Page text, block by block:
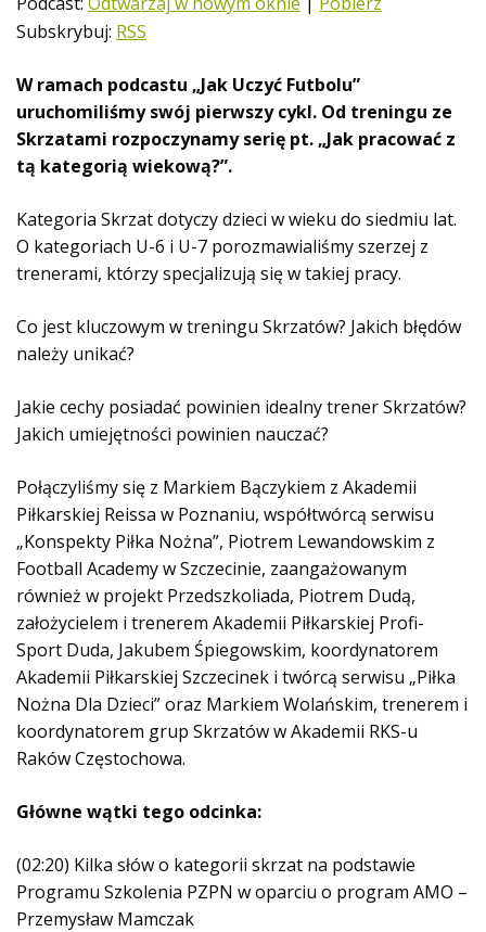
w
a
z
a
c
z
l
i
k
w
d
w
i
k
o
w
y
c
h
Subskrybuj: RSS
W ramach podcastu „Jak Uczyć Futbolu”
uruchomiliśmy swój pierwszy cykl. Od treningu ze
Skrzatami rozpoczynamy serię pt. „Jak pracować z
tą kategorią wiekową?”.
Kategoria Skrzat dotyczy dzieci w wieku do siedmiu lat.
O kategoriach U-6 i U-7 porozmawialiśmy szerzej z
trenerami, którzy specjalizują się w takiej pracy.
Co jest kluczowym w treningu Skrzatów? Jakich błędów
należy unikać?
Jakie cechy posiadać powinien idealny trener Skrzatów?
Jakich umiejętności powinien nauczać?
Połączyliśmy się z Markiem Bączykiem z Akademii
Piłkarskiej Reissa w Poznaniu, współtwórcą serwisu
„Konspekty Piłka Nożna”, Piotrem Lewandowskim z
Football Academy w Szczecinie, zaangażowanym
również w projekt Przedszkoliada, Piotrem Dudą,
założycielem i trenerem Akademii Piłkarskiej Profi-
Sport Duda, Jakubem Śpiegowskim, koordynatorem
Akademii Piłkarskiej Szczecinek i twórcą serwisu „Piłka
Nożna Dla Dzieci” oraz Markiem Wolańskim, trenerem i
koordynatorem grup Skrzatów w Akademii RKS-u
Raków Częstochowa.
Główne wątki tego odcinka:
(02:20) Kilka słów o kategorii skrzat na podstawie
Programu Szkolenia PZPN w oparciu o program AMO –
Przemysław Mamczak